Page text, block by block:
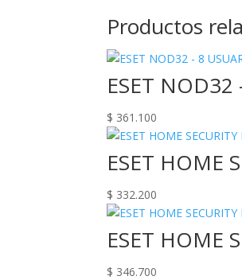
Productos
ESET NOD32
$ 361.100
ESET HOME
$ 332.200
ESET HOME
$ 346.700